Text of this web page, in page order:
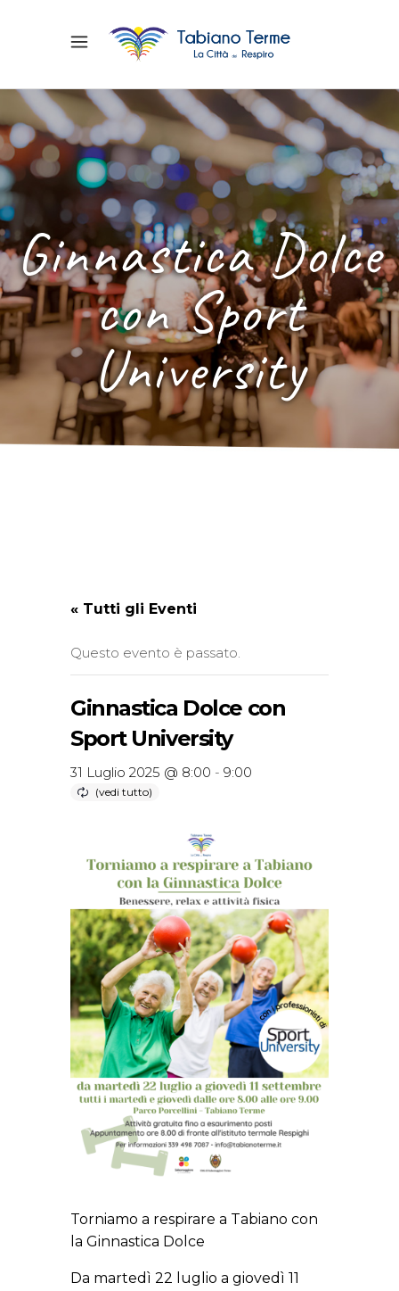
Ginnastica Dolce
con Sport
University
« Tutti gli Eventi
Questo evento è passato.
Ginnastica Dolce con
Sport University
31 Luglio 2025 @ 8:00 - 9:00
Torniamo a respirare a Tabiano con
la Ginnastica Dolce
Da martedì 22 luglio a giovedì 11